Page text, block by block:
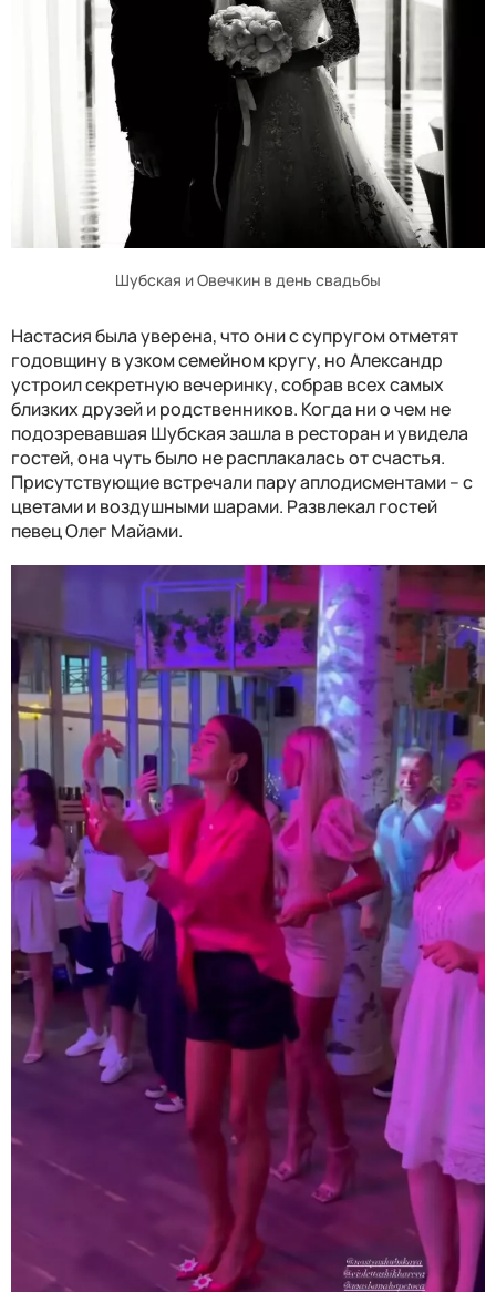
Шубская и Овечкин в день свадьбы
Настасия была уверена, что они с супругом отметят
годовщину в узком семейном кругу, но Александр
устроил секретную вечеринку, собрав всех самых
близких друзей и родственников. Когда ни о чем не
подозревавшая Шубская зашла в ресторан и увидела
гостей, она чуть было не расплакалась от счастья.
Присутствующие встречали пару аплодисментами – с
цветами и воздушными шарами. Развлекал гостей
певец Олег Майами.